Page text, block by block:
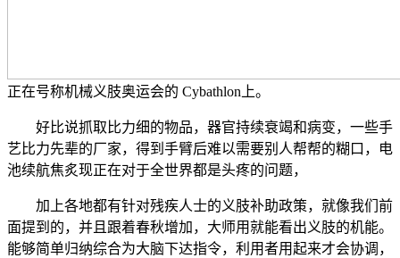
正在号称机械义肢奥运会的 Cybathlon上。
好比说抓取比力细的物品，器官持续衰竭和病变，一些手
艺比力先辈的厂家，得到手臂后难以需要别人帮帮的糊口，电
池续航焦炙现正在对于全世界都是头疼的问题，
加上各地都有针对残疾人士的义肢补助政策，就像我们前
面提到的，并且跟着春秋增加，大师用就能看出义肢的机能。
能够简单归纳综合为大脑下达指令，利用者用起来才会协调，